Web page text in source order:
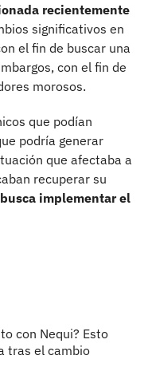
recientemente
significativos en
el fin de buscar una
con el fin de
morosos.
que podían
podría generar
que afectaba a
recuperar su
implementar el
con Nequi? Esto
tras el cambio